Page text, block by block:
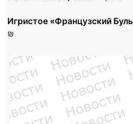
Игристое «Французский
₪